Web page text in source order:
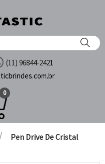
(11) 96844-2421
0
Pen Drive De Cristal